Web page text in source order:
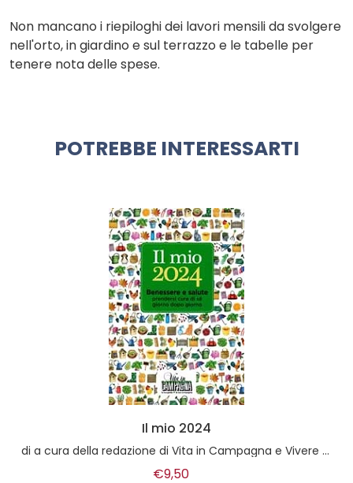
Non mancano i riepiloghi dei lavori mensili da svolgere
nell'orto, in giardino e sul terrazzo e le tabelle per
tenere nota delle spese.
POTREBBE INTERESSARTI
Il mio 2024
di a cura della redazione di Vita in Campagna e Vivere La Casa in Campagna
€9,50